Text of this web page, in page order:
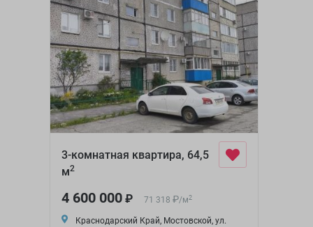
3-комнатная квартира, 64,5
м2
4 600 000₽ 71 318 ₽/м2
Краснодарский Край, Мостовской, ул.